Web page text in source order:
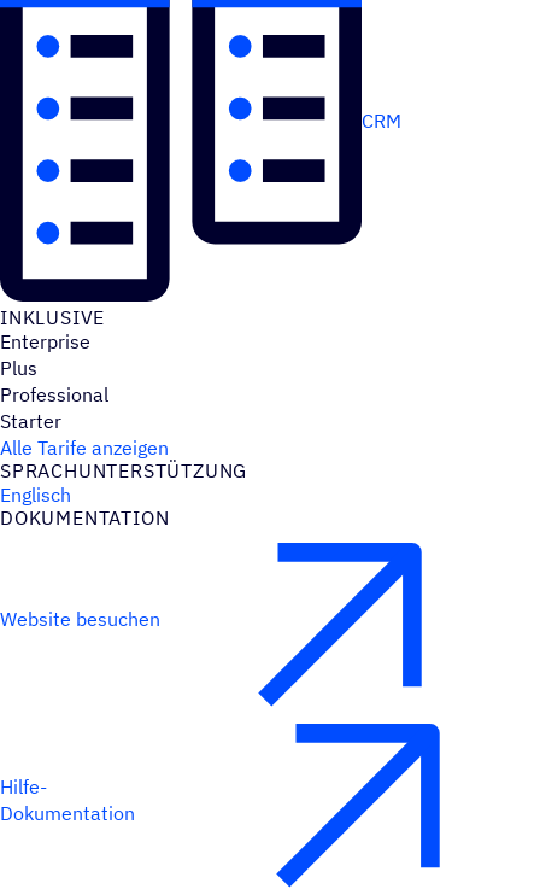
CRM
INKLU­SIVE
Enterprise
Plus
Professional
Starter
Alle Tarife anzeigen
SPRACH­UN­TER­STÜT­ZUNG
Englisch
DOKU­MEN­TA­TION
Website besuchen
Hilfe-
Dokumentation